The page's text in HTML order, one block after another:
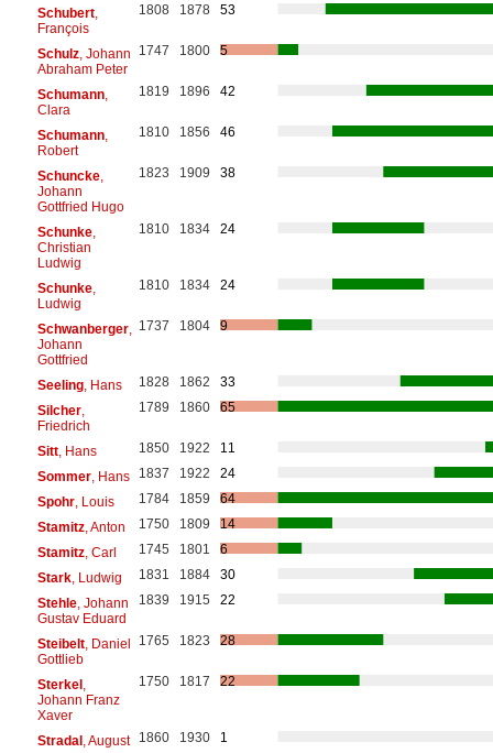
Schubert,
François
1808 1878 53
Schulz, Johann
Abraham Peter
1747 1800 5
Schumann,
Clara
1819 1896 42
Schumann,
Robert
1810 1856 46
Schuncke,
Johann
Gottfried Hugo
1823 1909 38
Schunke,
Christian
Ludwig
1810 1834 24
Schunke,
Ludwig
1810 1834 24
Schwanberger,
Johann
Gottfried
1737 1804 9
Seeling, Hans 1828 1862
33
Silcher,
Friedrich
1789 1860 65
Sitt, Hans 1850 1922
11
Sommer, Hans 1837 1922
24
Spohr, Louis 1784 1859
64
Stamitz, Anton 1750 1809
14
Stamitz, Carl 1745 1801
6
Stark, Ludwig 1831 1884
30
Stehle, Johann
Gustav Eduard
1839 1915 22
Steibelt, Daniel
Gottlieb
1765 1823 28
Sterkel,
Johann Franz
Xaver
1750 1817 22
Stradal, August 1860 1930
1